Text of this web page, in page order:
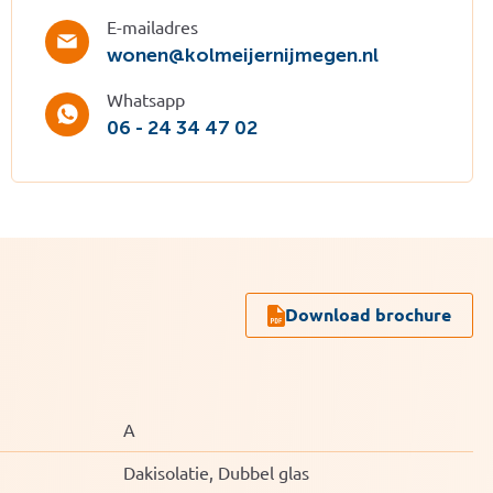
E-mailadres
wonen@kolmeijernijmegen.nl
Whatsapp
06 - 24 34 47 02
Download brochure
A
Dakisolatie, Dubbel glas